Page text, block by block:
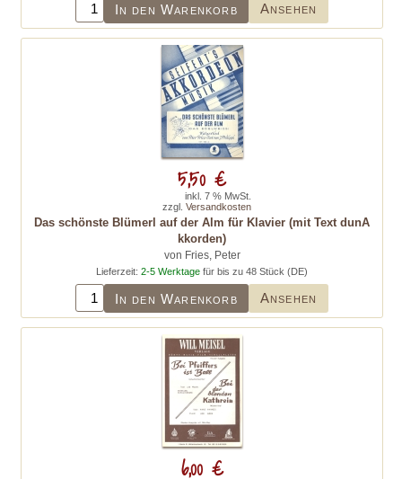
In den Warenkorb Ansehen
Das schönste Blümerl auf der Alm für Klavier (mit Text dunA
kkorden)
von Fries, Peter
Lieferzeit: 2-5 Werktage für bis zu 48 Stück (DE)
In den Warenkorb Ansehen
5,50 €
inkl. 7 % MwSt.
zzgl. Versandkosten
6,00 €